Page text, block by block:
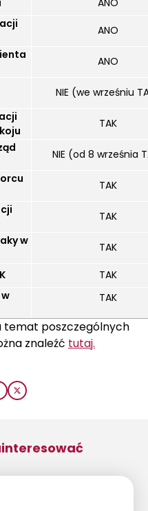
ANO
ANO
ANO
NIE (we wrześniu
TAK
NIE (od 8 września
TAK
TAK
w
TAK
TAK
TAK
temat poszczególnych
znaleźć tutaj.